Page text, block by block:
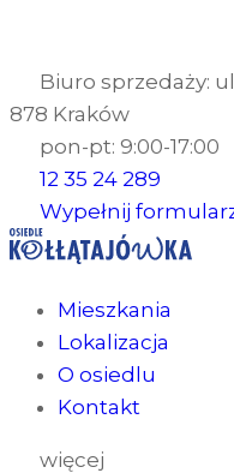
Biuro sprzedaży:
878 Kraków
pon-pt: 9:00-17:00
12 35 24 289
Wypełnij
Mieszkania
Lokalizacja
O osiedlu
Kontakt
więcej